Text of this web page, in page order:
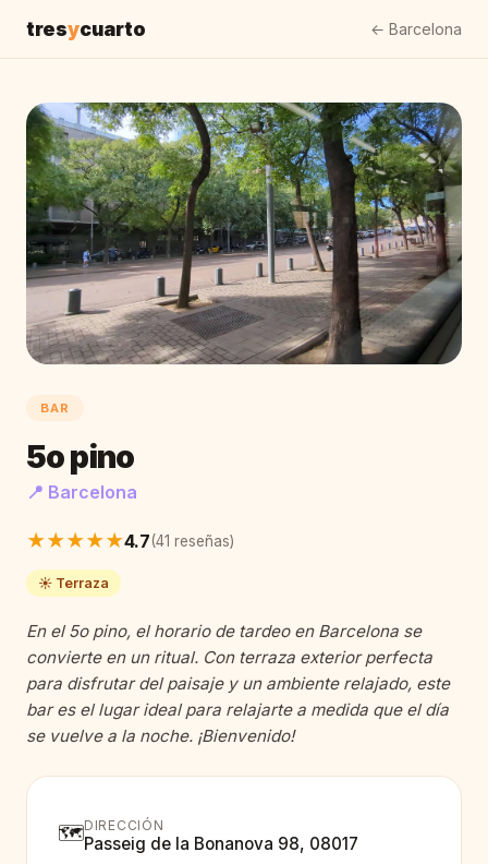
tresycuarto ← Barcelona
BAR
5o pino
📍 Barcelona
★★★★★4.7(41 reseñas)
☀️ Terraza
En el 5o pino, el horario de tardeo en Barcelona se
convierte en un ritual. Con terraza exterior perfecta
para disfrutar del paisaje y un ambiente relajado, este
bar es el lugar ideal para relajarte a medida que el día
se vuelve a la noche. ¡Bienvenido!
🗺️DIRECCIÓN
Passeig de la Bonanova 98, 08017